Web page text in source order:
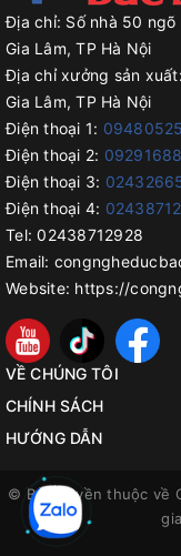
Địa chỉ: Số nhà 50
Gia Lâm, TP Hà Nội
Địa chỉ xưởng sản xuất:
Gia Lâm, TP Hà Nội
Điện thoại 1:
Điện thoại 2:
Điện thoại 3:
Điện thoại 4:
Tel: 02438712928
Email:
Website: https://
VỀ CHÚNG TÔI
CHÍNH SÁCH
HƯỚNG DẪN
© Bản quyền thuộc về